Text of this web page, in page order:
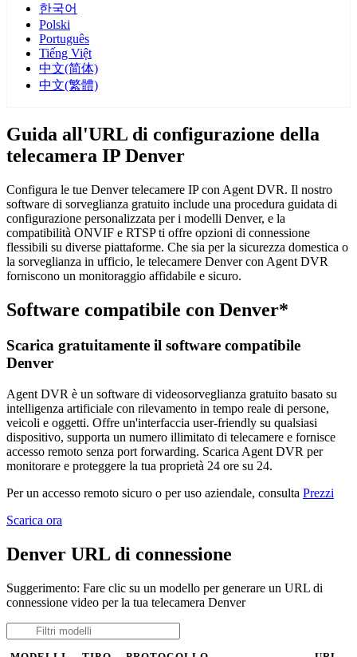
한국어
Polski
Português
Tiếng Việt
中文(简体)
中文(繁體)
Guida all'URL di configurazione della
telecamera IP Denver
Configura le tue Denver telecamere IP con Agent DVR. Il nostro
software di sorveglianza gratuito include una procedura guidata di
configurazione personalizzata per i modelli Denver, e la
compatibilità ONVIF e RTSP ti offre opzioni di connessione
flessibili su diverse piattaforme. Che sia per la sicurezza domestica o
la sorveglianza in ufficio, le telecamere Denver con Agent DVR
forniscono un monitoraggio affidabile e sicuro.
Software compatibile con Denver*
Scarica gratuitamente il software compatibile
Denver
Agent DVR è un software di videosorveglianza gratuito basato su
intelligenza artificiale con rilevamento in tempo reale di persone,
veicoli e oggetti. Offre un'interfaccia user-friendly su qualsiasi
dispositivo, supporta un numero illimitato di telecamere e fornisce
accesso remoto senza port forwarding. Scarica Agent DVR per
monitorare e proteggere la tua proprietà 24 ore su 24.
Per un accesso remoto sicuro o per uso aziendale, consulta Prezzi
Scarica ora
Denver URL di connessione
Suggerimento: Fare clic su un modello per generare un URL di
connessione video per la tua telecamera Denver